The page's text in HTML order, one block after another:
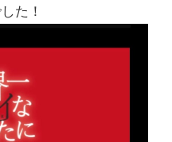
た！